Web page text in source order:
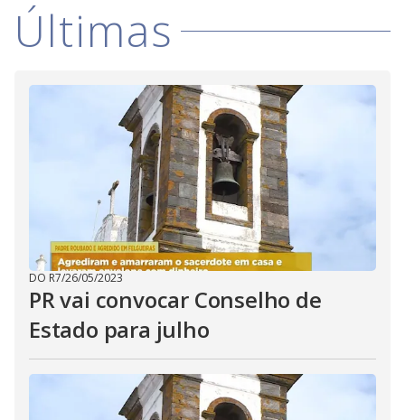
Últimas
DO R7/26/05/2023
PR vai convocar Conselho de
Estado para julho